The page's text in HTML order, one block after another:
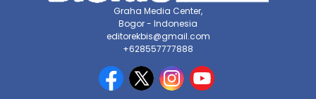
Graha Media Center,
Bogor - Indonesia
editorekbis@gmail.com
+628557777888